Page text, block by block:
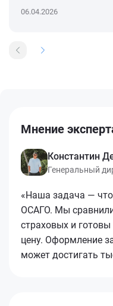
06.04.2026
Мнение
Константин
Генеральный
«Наша задача —
ОСАГО. Мы
страховых и
цену. Оформление
может достигать